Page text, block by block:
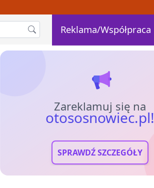
Reklama/Współpraca
Zareklamuj się na
otososnowiec.pl!
SPRAWDŹ SZCZEGÓŁY